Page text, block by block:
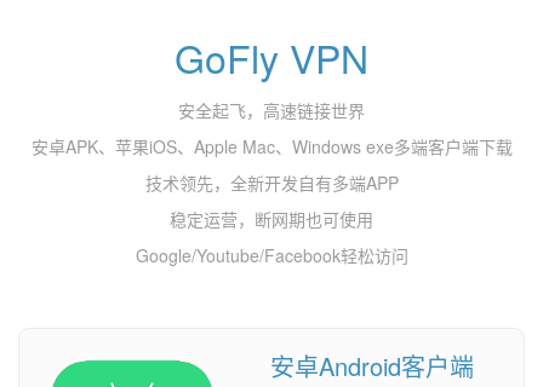
GoFly VPN
安全起飞，高速链接世界
安卓APK、苹果iOS、Apple Mac、Windows exe多端客户端下载
技术领先，全新开发自有多端APP
稳定运营，断网期也可使用
Google/Youtube/Facebook轻松访问
安卓Android客户端